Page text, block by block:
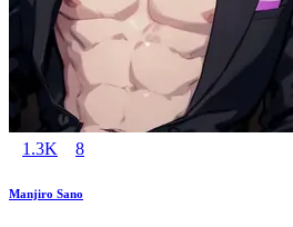
1.3K 8
Manjiro Sano